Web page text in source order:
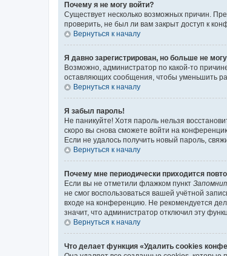
Почему я не могу войти?
Существует несколько возможных причин.
проверить, не был ли вам закрыт доступ к
Вернуться к началу
Я давно зарегистрирован, но больше не
Возможно, администратор по какой-то
оставляющих сообщения, чтобы уменьшить
Вернуться к началу
Я забыл пароль!
Не паникуйте! Хотя пароль нельзя
скоро вы снова сможете войти на
Если не удалось получить новый пароль,
Вернуться к началу
Почему мне периодически приходится
Если вы не отметили флажком пункт
не смог воспользоваться вашей учётной
входе на конференцию. Не рекомендуется
значит, что администратор отключил эту
Вернуться к началу
Что делает функция «Удалить cookies